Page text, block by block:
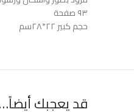
٩٣ صفحة
حجم كبير ٢٢*٢٨سم
قد يعجبك أيضاً…